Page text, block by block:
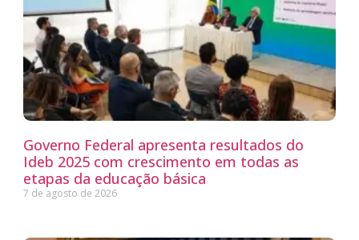
Governo Federal apresenta resultados do
Ideb 2025 com crescimento em todas as
etapas da educação básica
7 de agosto de 2026